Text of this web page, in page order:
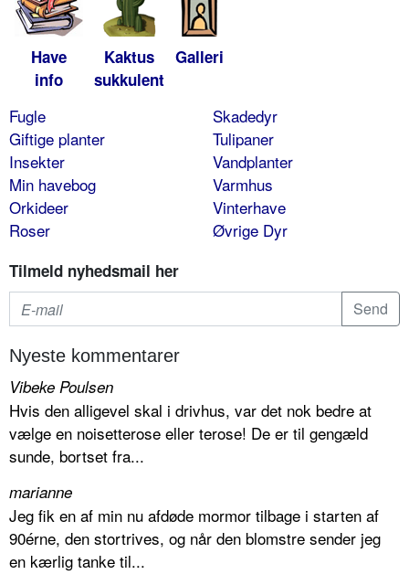
Have
info
Kaktus
sukkulent
Galleri
Fugle
Giftige planter
Insekter
Min havebog
Orkideer
Roser
Skadedyr
Tulipaner
Vandplanter
Varmhus
Vinterhave
Øvrige Dyr
Tilmeld nyhedsmail her
Nyeste kommentarer
Vibeke Poulsen
Hvis den alligevel skal i drivhus, var det nok bedre at
vælge en noisetterose eller terose! De er til gengæld
sunde, bortset fra...
marianne
Jeg fik en af min nu afdøde mormor tilbage i starten af
90érne, den stortrives, og når den blomstre sender jeg
en kærlig tanke til...